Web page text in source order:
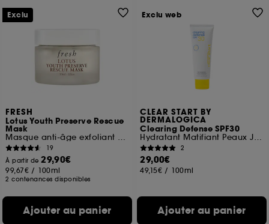
FRESH
Lotus Youth Preserve Rescue
Mask
Masque anti-âge exfoliant au Lotus
19
À partir de29,90€
99,67€ / 100ml
2 contenances disponibles
Ajouter au panier
Exclu
CLEAR START BY
DERMALOGICA
Clearing Defense SPF30
Hydratant Matifiant Peaux Jeunes SPF30
2
29,00€
49,15€ / 100ml
Ajouter au panier
Exclu web